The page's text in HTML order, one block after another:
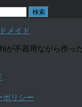
メイド
が不器用ながら作っ
ポリシー